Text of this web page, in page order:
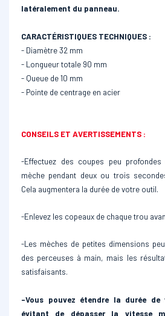
latéralement du panneau.
CARACTÉRISTIQUES TECHNIQUES :
- Diamètre 32 mm
- Longueur totale 90 mm
- Queue de 10 mm
- Pointe de centrage en acier
CONSEILS ET AVERTISSEMENTS :
-Effectuez des coupes peu
mèche pendant deux ou trois
Cela augmentera la durée de votre outil.
-Enlevez les copeaux de chaque trou
-Les mèches de petites dimensions
des perceuses à main, mais les
satisfaisants.
-Vous pouvez étendre la durée
évitant de dépasser la vitesse